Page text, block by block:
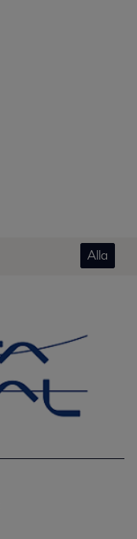
Alla